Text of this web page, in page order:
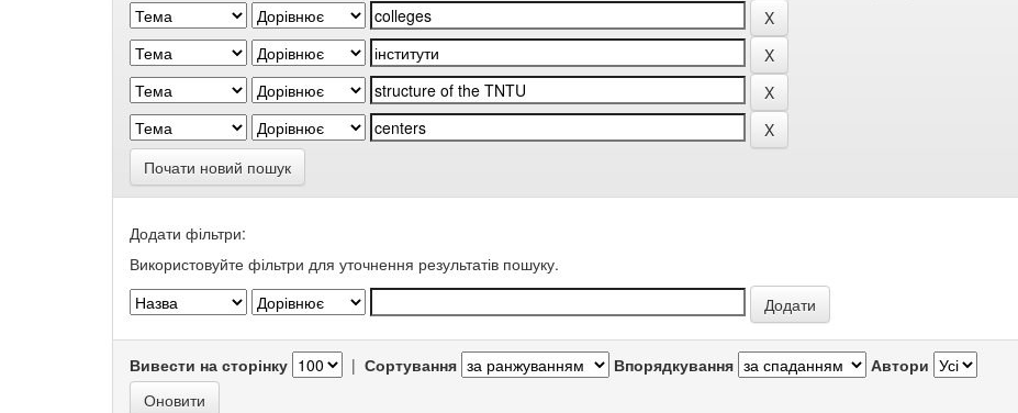
Почати новий пошук
Додати фільтри:
Використовуйте фільтри для уточнення результатів пошуку.
Вивести на сторінку | Сортування Впорядкування Автори